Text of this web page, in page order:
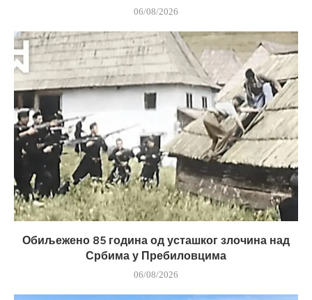
06/08/2026
Обиљежено 85 година од усташког злочина над
Србима у Пребиловцима
06/08/2026